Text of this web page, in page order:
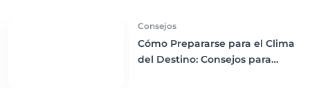
Consejos
Cómo Prepararse para el Clima
del Destino: Consejos para